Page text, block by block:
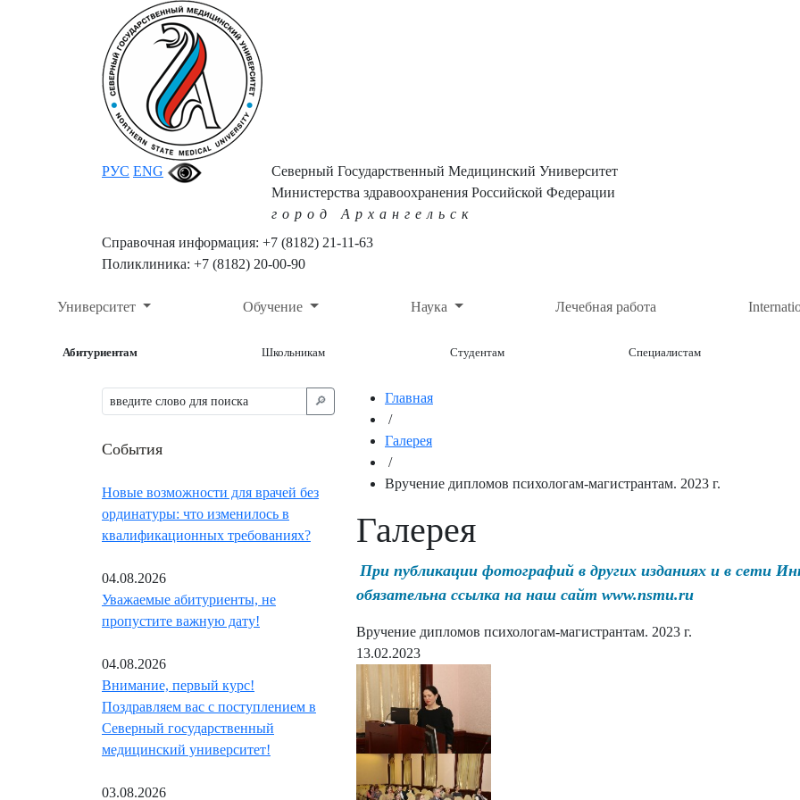
РУС ENG
Северный Государственный Медицинский Университет
Министерства здравоохранения Российской Федерации
город Архангельск
Справочная информация: +7 (8182) 21-11-63
Поликлиника: +7 (8182) 20-00-90
Университет Обучение Наука Лечебная работа
Абитуриентам Школьникам Студентам Специалистам
🔎︎
События
Новые возможности для врачей без
ординатуры: что изменилось в
квалификационных требованиях?
04.08.2026
Уважаемые абитуриенты, не
пропустите важную дату!
04.08.2026
Внимание, первый курс!
Поздравляем вас с поступлением в
Северный государственный
медицинский университет!
03.08.2026
Главная
/
Галерея
/
Вручение дипломов психологам-магистрантам. 2023 г.
Галерея
При публикации фотографий в других изданиях и в сети
обязательна ссылка на наш сайт www.nsmu.ru
Вручение дипломов психологам-магистрантам. 2023 г.
13.02.2023